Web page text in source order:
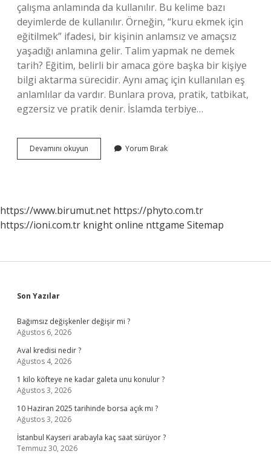
çalışma anlamında da kullanılır. Bu kelime bazı
deyimlerde de kullanılır. Örneğin, “kuru ekmek için
eğitilmek” ifadesi, bir kişinin anlamsız ve amaçsız
yaşadığı anlamına gelir. Talim yapmak ne demek
tarih? Eğitim, belirli bir amaca göre başka bir kişiye
bilgi aktarma sürecidir. Aynı amaç için kullanılan eş
anlamlılar da vardır. Bunlara prova, pratik, tatbikat,
egzersiz ve pratik denir. İslamda terbiye…
Devamını okuyun
Dininde
Yorum Bırak
https://www.birumut.net https://phyto.com.tr
https://ioni.com.tr knight online nttgame Sitemap
Sidebar
Son Yazılar
Bağımsız değişkenler değişir mi ?
Ağustos 6, 2026
Aval kredisi nedir ?
Ağustos 4, 2026
1 kilo köfteye ne kadar galeta unu konulur ?
Ağustos 3, 2026
10 Haziran 2025 tarihinde borsa açık mı ?
Ağustos 3, 2026
İstanbul Kayseri arabayla kaç saat sürüyor ?
Temmuz 30, 2026